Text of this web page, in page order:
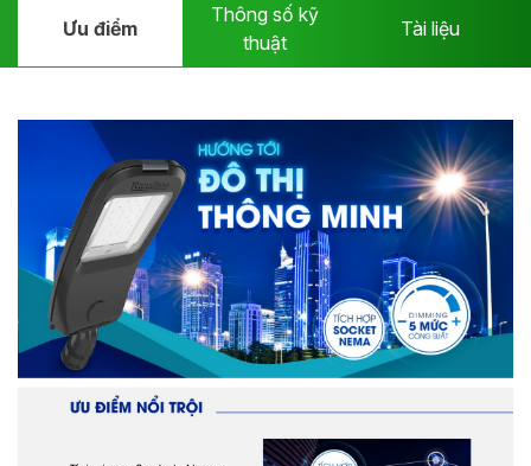
Ưu điểm
Thông số kỹ
thuật
Tài liệu